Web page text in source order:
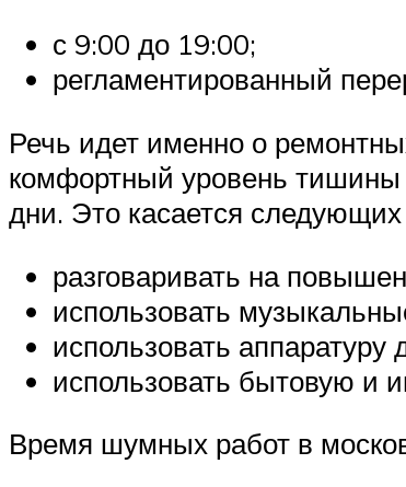
с 9:00 до 19:00;
регламентированный
Речь идет именно о
комфортный уровень тишины
дни. Это касается следующих
разговаривать на
использовать
использовать
использовать бытовую и
Время шумных работ в